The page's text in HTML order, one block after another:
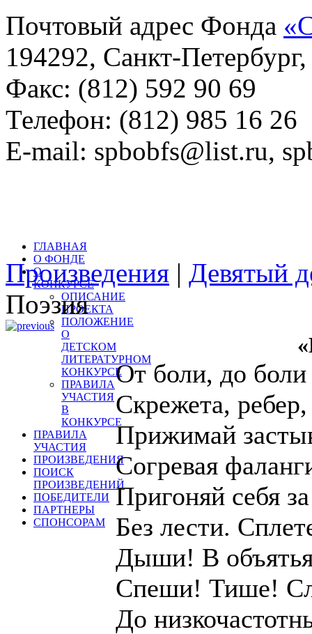
Почтовый адрес Фонда
194292, Санкт-
Факс: (812) 592 90 69
Телефон: (812) 985 16 26
E-mail: spbobfs@list.ru,
ГЛАВНАЯ
О ФОНДЕ
О
КОНКУРСЕ
ОПИСАНИЕ
ПРОЕКТА
ПОЛОЖЕНИЕ
О
ДЕТСКОМ
ЛИТЕРАТУРНОМ
КОНКУРСЕ
ПРАВИЛА
УЧАСТИЯ
В
КОНКУРСЕ
ПРАВИЛА
УЧАСТИЯ
ПРОИЗВЕДЕНИЯ
ПОИСК
ПРОИЗВЕДЕНИЙ
ПОБЕДИТЕЛИ
ПАРТНЕРЫ
СПОНСОРАМ
Произведения | Девятый
Поэзия
От боли, до боли
Скрежета,
Прижимай
Согревая
Пригоняй себя
Без лести.
Дыши! В
Спеши! Тише!
До